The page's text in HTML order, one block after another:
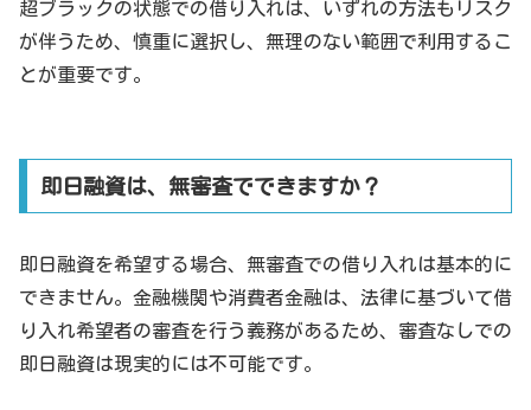
超ブラックの状態での借り入れは、いずれの方法もリスク
が伴うため、慎重に選択し、無理のない範囲で利用するこ
とが重要です。
即日融資は、無審査でできますか？
即日融資を希望する場合、無審査での借り入れは基本的に
できません。金融機関や消費者金融は、法律に基づいて借
り入れ希望者の審査を行う義務があるため、審査なしでの
即日融資は現実的には不可能です。